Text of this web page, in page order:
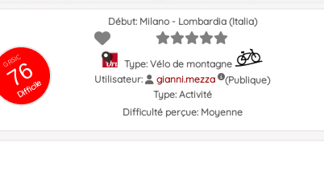
GRSIC
76
Difficile
Début: Milano - Lombardia (Italia)
Type: Vélo de montagne
Utilisateur:
gianni.mezza
(Publique)
Type: Activité
Difficulté perçue: Moyenne